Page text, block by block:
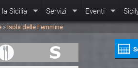
Sicilia Servizi Eventi
> Isola delle Femmine